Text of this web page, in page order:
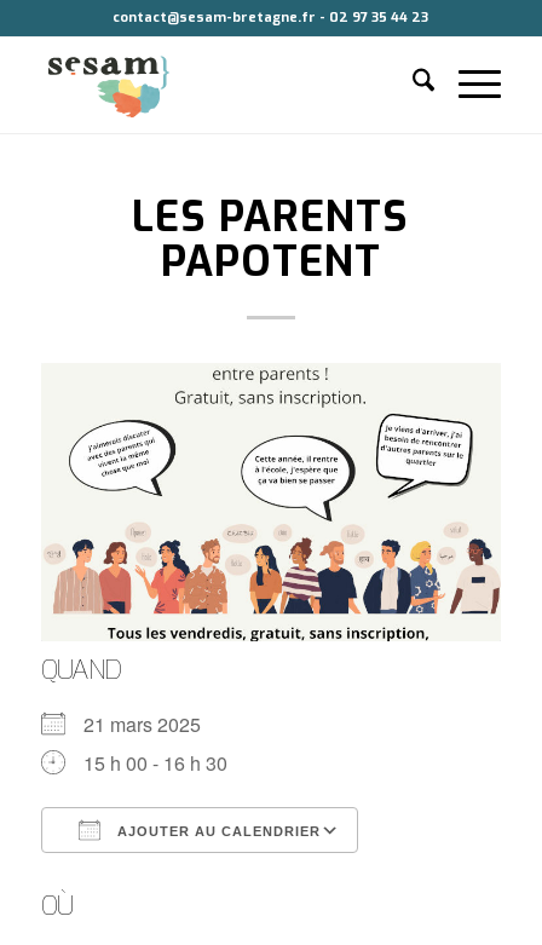
contact@sesam-bretagne.fr - 02 97 35 44 23
LES PARENTS
PAPOTENT
QUAND
21 mars 2025
15 h 00 - 16 h 30
AJOUTER AU CALENDRIER
OÙ